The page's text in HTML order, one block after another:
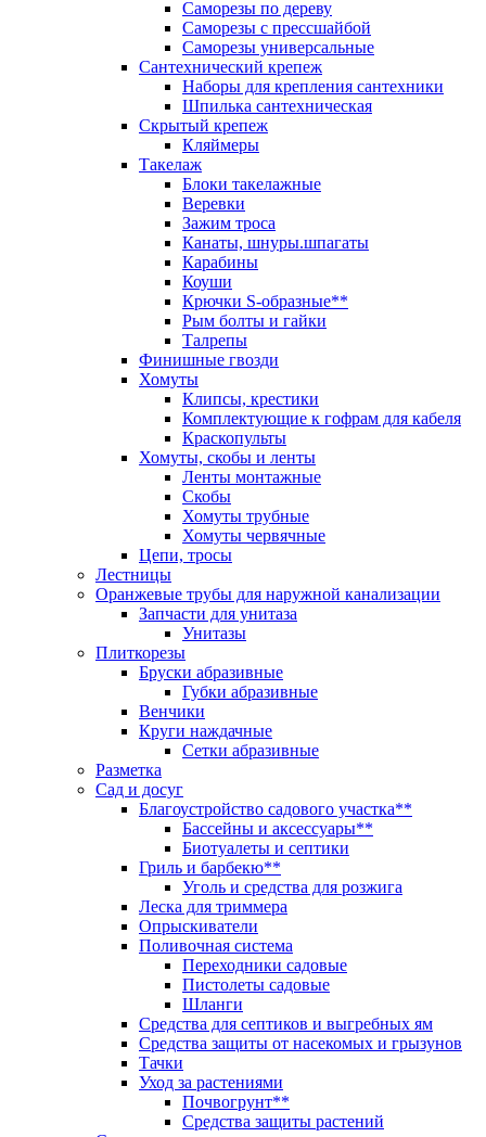
Саморезы по дереву
Саморезы с прессшайбой
Саморезы универсальные
Сантехнический крепеж
Наборы для крепления сантехники
Шпилька сантехническая
Скрытый крепеж
Кляймеры
Такелаж
Блоки такелажные
Веревки
Зажим троса
Канаты, шнуры.шпагаты
Карабины
Коуши
Крючки S-образные**
Рым болты и гайки
Талрепы
Финишные гвозди
Хомуты
Клипсы, крестики
Комплектующие к гофрам для кабеля
Краскопульты
Хомуты, скобы и ленты
Ленты монтажные
Скобы
Хомуты трубные
Хомуты червячные
Цепи, тросы
Лестницы
Оранжевые трубы для наружной канализации
Запчасти для унитаза
Унитазы
Плиткорезы
Бруски абразивные
Губки абразивные
Венчики
Круги наждачные
Сетки абразивные
Разметка
Сад и досуг
Благоустройство садового участка**
Бассейны и аксессуары**
Биотуалеты и септики
Гриль и барбекю**
Уголь и средства для розжига
Леска для триммера
Опрыскиватели
Поливочная система
Переходники садовые
Пистолеты садовые
Шланги
Средства для септиков и выгребных ям
Средства защиты от насекомых и грызунов
Тачки
Уход за растениями
Почвогрунт**
Средства защиты растений